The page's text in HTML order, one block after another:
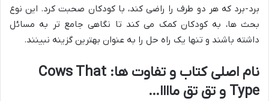
برد-برد که هر دو طرف را راضی کند، با کودکان صحبت کرد. این نوع
بحث ها، به کودکان کمک می کند تا نگاهی جامع تر به مسائل
داشته باشند و تنها یک راه حل را به عنوان بهترین گزینه نبینند.
نام اصلی کتاب و تفاوت ها: Cows That
Type و تق تق ماااا…